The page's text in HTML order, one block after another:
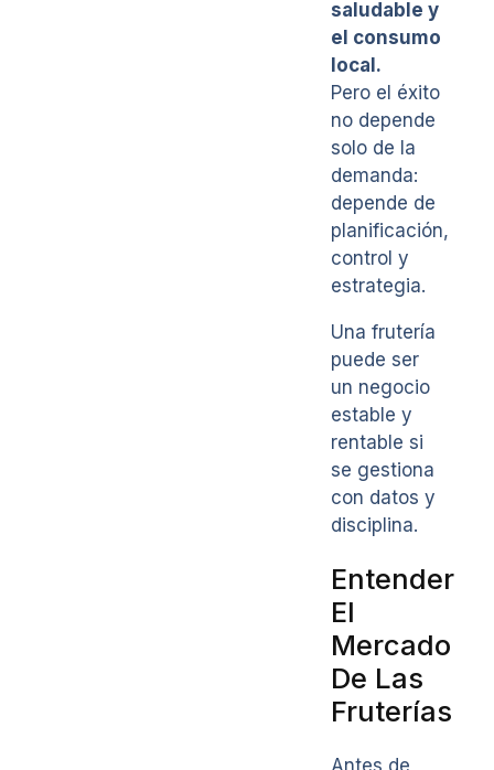
saludable y
el consumo
local.
Pero el éxito
no depende
solo de la
demanda:
depende de
planificación,
control y
estrategia.
Una frutería
puede ser
un negocio
estable y
rentable si
se gestiona
con datos y
disciplina.
Entender
El
Mercado
De Las
Fruterías
Antes de